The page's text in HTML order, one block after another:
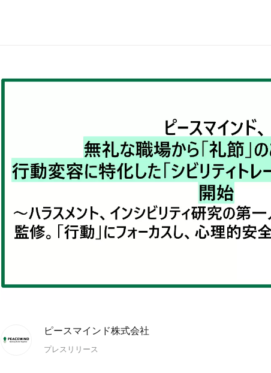
ピースマインド株式会社
プレスリリース